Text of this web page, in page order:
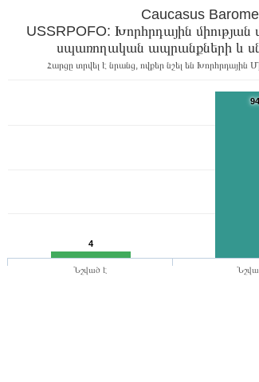
USSRPOFO: Խորհրդային
Հարցը տրվել է նրանց, ովքեր նշել են Խորհրդային
4
Նշված է